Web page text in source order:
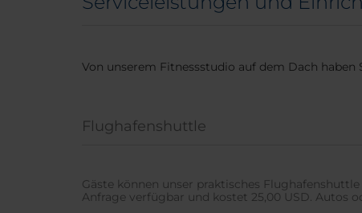
Von unserem Fitnessstudio auf dem Dach
Flughafenshuttle
Gäste können unser praktisches
Anfrage verfügbar und kostet 25,00 USD. Autos